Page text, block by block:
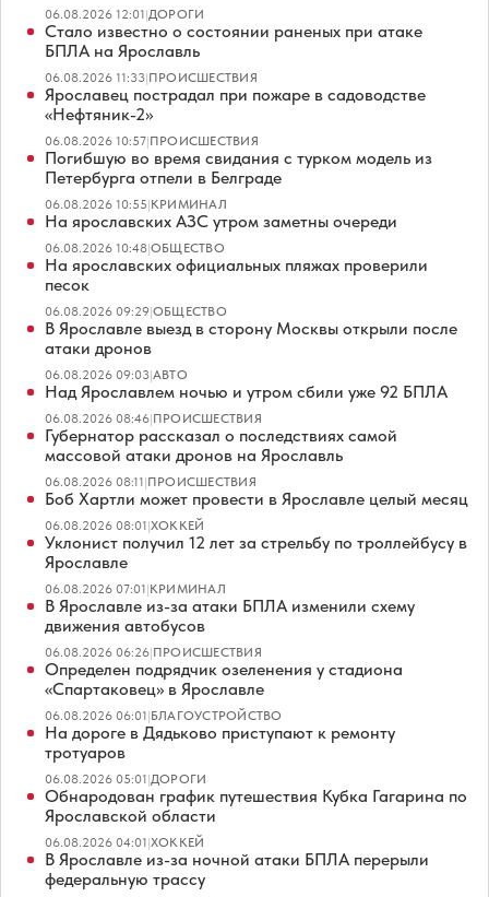
06.08.2026 12:01|ДОРОГИ
Стало известно о состоянии раненых при атаке
БПЛА на Ярославль
06.08.2026 11:33|ПРОИСШЕСТВИЯ
Ярославец пострадал при пожаре в садоводстве
«Нефтяник-2»
06.08.2026 10:57|ПРОИСШЕСТВИЯ
Погибшую во время свидания с турком модель из
Петербурга отпели в Белграде
06.08.2026 10:55|КРИМИНАЛ
На ярославских АЗС утром заметны очереди
06.08.2026 10:48|ОБЩЕСТВО
На ярославских официальных пляжах проверили
песок
06.08.2026 09:29|ОБЩЕСТВО
В Ярославле выезд в сторону Москвы открыли после
атаки дронов
06.08.2026 09:03|АВТО
Над Ярославлем ночью и утром сбили уже 92 БПЛА
06.08.2026 08:46|ПРОИСШЕСТВИЯ
Губернатор рассказал о последствиях самой
массовой атаки дронов на Ярославль
06.08.2026 08:11|ПРОИСШЕСТВИЯ
Боб Хартли может провести в Ярославле целый месяц
06.08.2026 08:01|ХОККЕЙ
Уклонист получил 12 лет за стрельбу по троллейбусу в
Ярославле
06.08.2026 07:01|КРИМИНАЛ
В Ярославле из-за атаки БПЛА изменили схему
движения автобусов
06.08.2026 06:26|ПРОИСШЕСТВИЯ
Определен подрядчик озеленения у стадиона
«Спартаковец» в Ярославле
06.08.2026 06:01|БЛАГОУСТРОЙСТВО
На дороге в Дядьково приступают к ремонту
тротуаров
06.08.2026 05:01|ДОРОГИ
Обнародован график путешествия Кубка Гагарина по
Ярославской области
06.08.2026 04:01|ХОККЕЙ
В Ярославле из-за ночной атаки БПЛА перерыли
федеральную трассу